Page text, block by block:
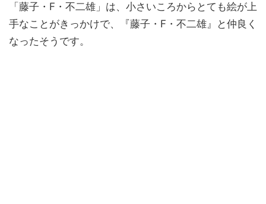
「藤子・F・不二雄」は、小さいころからとても絵が上
手なことがきっかけで、『藤子・F・不二雄』と仲良く
なったそうです。